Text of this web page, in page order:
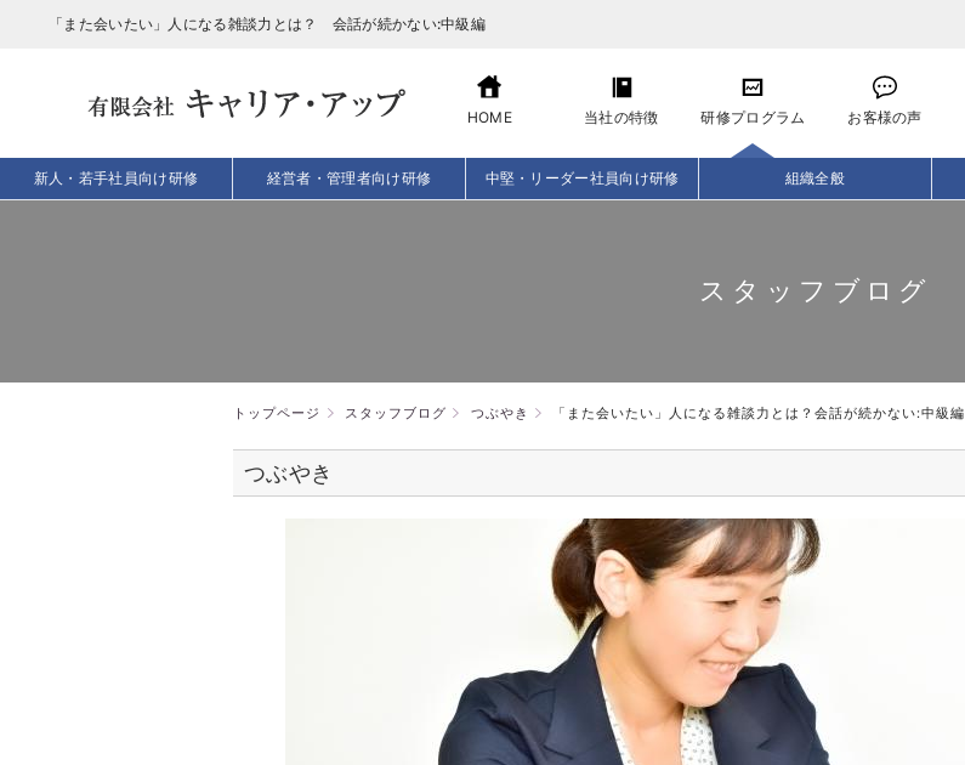
「また会いたい」人になる雑談力とは？ 会話が続かない:中級編
HOME 当社の特徴 研修プログラム お客様の声
新人・若手社員向け研修 経営者・管理者向け研修 中堅・リーダー社員向け研修 組織全般
スタッフブログ
トップページ スタッフブログ つぶやき 「また会いたい」人になる雑談力とは？会話が続かない:中級編
つぶやき